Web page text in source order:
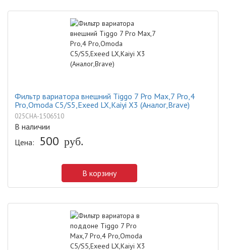
Фильтр вариатора внешний Tiggo 7 Pro Max,7 Pro,4
Pro,Omoda C5/S5,Exeed LX,Kaiyi X3 (Аналог,Brave)
025CHA-1506510
В наличии
Цена:
500 руб.
В корзину